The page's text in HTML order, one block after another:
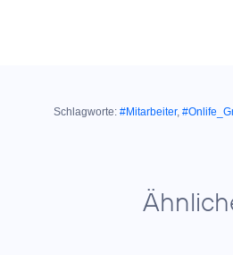
Schlagworte: #Mitarbeiter,